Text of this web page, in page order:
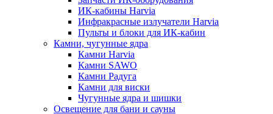
ИК-кабины Harvia
Инфракрасные излучатели Harvia
Пульты и блоки для ИК-кабин
Камни, чугунные ядра
Камни Harvia
Камни SAWO
Камни Радуга
Камни для виски
Чугунные ядра и шишки
Освещение для бани и сауны